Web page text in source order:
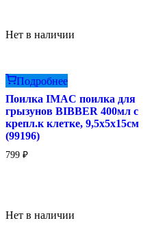
Нет в наличии
Подробнее
Поилка IMAC поилка для
грызунов BIBBER 400мл с
крепл.к клетке, 9,5х5х15см
(99196)
799 ₽
Нет в наличии